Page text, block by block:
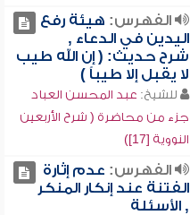
الفهرس: هيئة رفع
اليدين في الدعاء ,
شرح حديث: ( إن الله طيب
لا يقبل إلا طيباً )
للشيخ: عبد المحسن العباد
جزء من محاضرة ( شرح الأربعين
النووية [17])
الفهرس: عدم إثارة
الفتنة عند إنكار المنكر
, الأسئلة